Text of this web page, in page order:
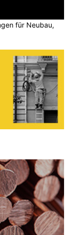
für Neubau,